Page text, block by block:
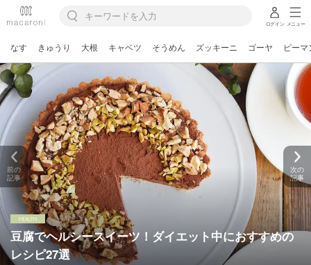
ログイン メニュー
なす きゅうり 大根 キャベツ そうめん ズッキーニ ゴーヤ ピーマ
豆腐でヘルシースイーツ！ダイエット中におすすめの
レシピ27選
前の
記事
次の
記事